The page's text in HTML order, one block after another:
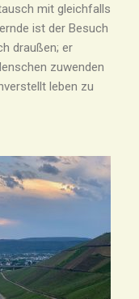
mit gleichfalls
ist der Besuch
draußen; er
zuwenden
leben zu